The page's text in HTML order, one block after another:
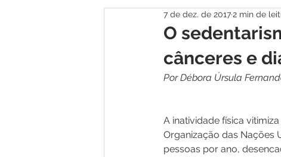
Gastroenterologia
O
cânceres e
7 de dez. de 20172 min de
Por Débora Úrsula
A inatividade física
Organização das Nações
pessoas por ano,